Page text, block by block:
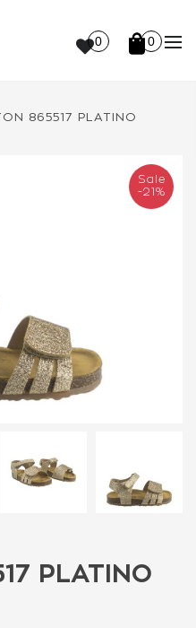
0 0
865517 PLATINO
Sale
-21%
PLATINO